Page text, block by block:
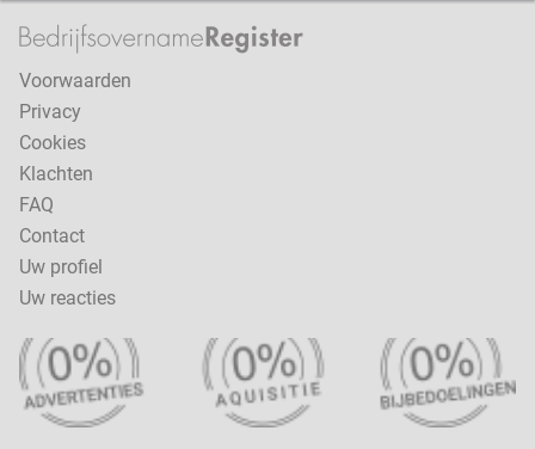
Voorwaarden
Privacy
Cookies
Klachten
FAQ
Contact
Uw profiel
Uw reacties